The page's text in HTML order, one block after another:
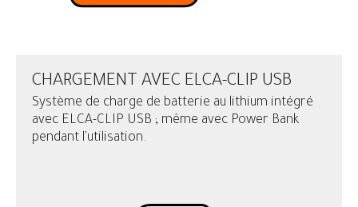
CHARGEMENT AVEC ELCA-CLIP USB
Système de charge de batterie au lithium intégré
avec ELCA-CLIP USB ; même avec Power Bank
pendant l'utilisation.